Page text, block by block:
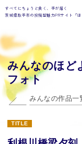
すべてにちょうど良く、手が届く
茨城県取手市の投稿型魅力PRサイト「ほ
みんなのほど
フォト
みんなの作品一
TITLE